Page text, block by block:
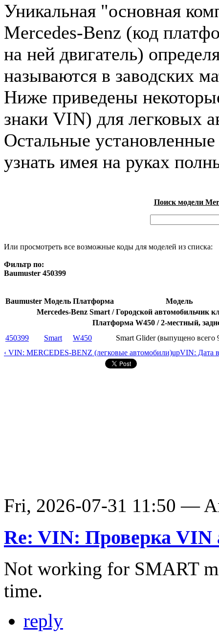
Уникальная "основная
Mercedes-Benz (код
на ней двигатель)
называются в заводских
Ниже приведены
знаки VIN) для легковых
Остальные
узнать имея на руках
Поиск модели
Или просмотреть все возможные коды для моделей из списка:
Фильтр по:
Baumuster 450399
Baumuster Модель Платформа
Модель
Mercedes-Benz Smart / Городской автомобильчик
Платформа W450 / 2-местный,
450399
Smart W450
Smart Glider (выпущено всего
‹ VIN: MERCEDES-BENZ (легковые автомобили)upVIN: Дата
Fri, 2026-07-31 11:50 —
Re: VIN: Проверка VIN
Not working for SMART
time.
reply